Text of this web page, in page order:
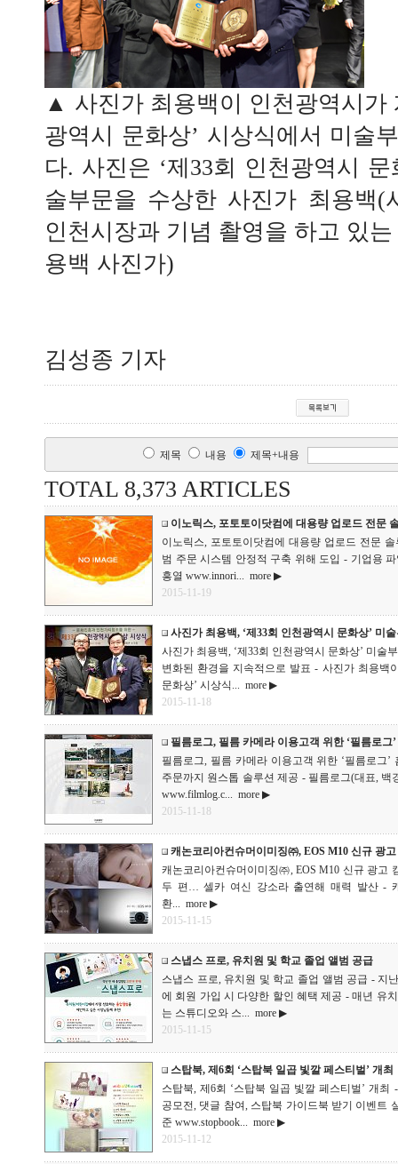
▲ 사진가 최용백이 인천광역시가
광역시 문화상’ 시상식에서 미술
다. 사진은 ‘제33회 인천광역시
술부문을 수상한 사진가 최용백(
인천시장과 기념 촬영을 하고 있
용백 사진가)
김성종 기자
제목 내용 제목+내용
TOTAL 8,373 ARTICLES
이노릭스, 포토토이닷컴에 대용량 업로드 전문
이노릭스, 포토토이닷컴에 대용량 업로드 전문 솔
범 주문 시스템 안정적 구축 위해 도입 - 기업용
흥열 www.innori... more ▶
2015-11-19
사진가 최용백, ‘제33회 인천광역시 문화상’ 미
사진가 최용백, ‘제33회 인천광역시 문화상’ 미술
변화된 환경을 지속적으로 발표 - 사진가 최용백
문화상’ 시상식... more ▶
2015-11-18
필름로그, 필름 카메라 이용고객 위한 ‘필름로
필름로그, 필름 카메라 이용고객 위한 ‘필름로그
주문까지 원스톱 솔루션 제공 - 필름로그(대표, 백
www.filmlog.c... more ▶
2015-11-18
캐논코리아컨슈머이미징㈜, EOS M10 신규 광
캐논코리아컨슈머이미징㈜, EOS M10 신규 광고
두 편… 셀카 여신 강소라 출연해 매력 발산 -
환... more ▶
2015-11-15
스냅스 프로, 유치원 및 학교 졸업 앨범 공급
스냅스 프로, 유치원 및 학교 졸업 앨범 공급 - 지
에 회원 가입 시 다양한 할인 혜택 제공 - 매년 유
는 스튜디오와 스... more ▶
2015-11-15
스탑북, 제6회 ‘스탑북 일곱 빛깔 페스티벌’ 개최
스탑북, 제6회 ‘스탑북 일곱 빛깔 페스티벌’ 개
공모전, 댓글 참여, 스탑북 가이드북 받기 이벤트
준 www.stopbook... more ▶
2015-11-12